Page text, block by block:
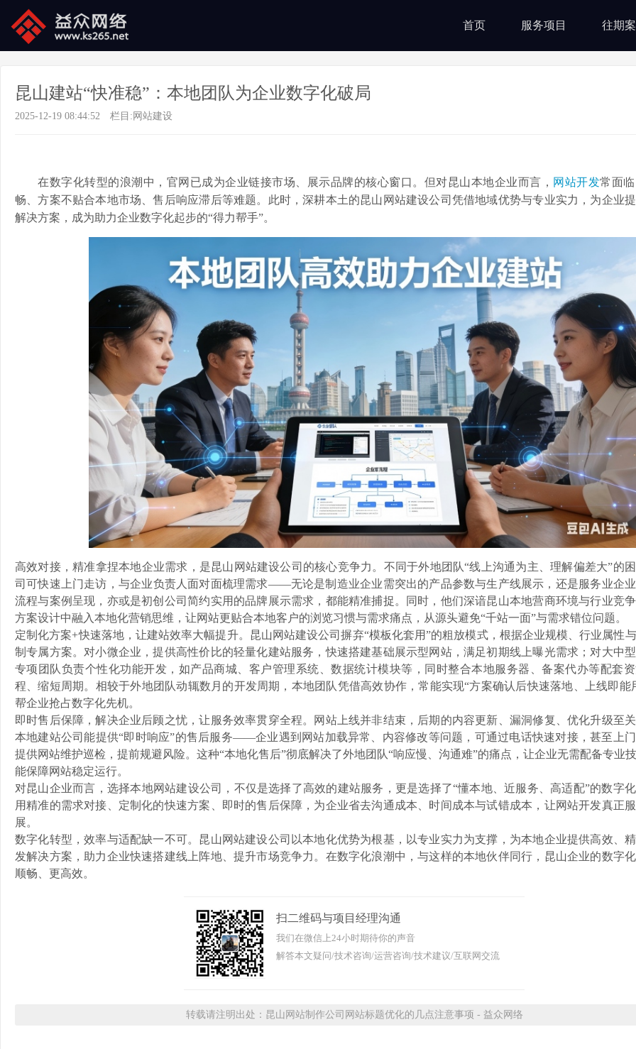
首页 服务项目 往期
昆山建站“快准稳”：本地团队为企业数字化破局
2025-12-19 08:44:52 栏目: 网站建设
在数字化转型的浪潮中，官网已成为企业链接市场、展示品牌的核心窗口。但对昆山本地企业而言， 网站开发常面
畅、方案不贴合本地市场、售后响应滞后等难题。此时，深耕本土的昆山网站建设公司凭借地域优势与专业实力，为企业
解决方案，成为助力企业数字化起步的“得力帮手”。
高效对接，精准拿捏本地企业需求，是昆山网站建设公司的核心竞争力。不同于外地团队“线上沟通为主、理解偏差大”的
司可快速上门走访，与企业负责人面对面梳理需求——无论是制造业企业需突出的产品参数与生产线展示，还是服务业企
流程与案例呈现，亦或是初创公司简约实用的品牌展示需求，都能精准捕捉。同时，他们深谙昆山本地营商环境与行业竞
方案设计中融入本地化营销思维，让网站更贴合本地客户的浏览习惯与需求痛点，从源头避免“千站一面”与需求错位问题。
定制化方案+快速落地，让建站效率大幅提升。昆山网站建设公司摒弃“模板化套用”的粗放模式，根据企业规模、行业属性
制专属方案。对小微企业，提供高性价比的轻量化建站服务，快速搭建基础展示型网站，满足初期线上曝光需求；对大中
专项团队负责个性化功能开发，如产品商城、客户管理系统、数据统计模块等，同时整合本地服务器、备案代办等配套
程、缩短周期。相较于外地团队动辄数月的开发周期，本地团队凭借高效协作，常能实现“方案确认后快速落地、上线即能
帮企业抢占数字化先机。
即时售后保障，解决企业后顾之忧，让服务效率贯穿全程。网站上线并非结束，后期的内容更新、漏洞修复、优化升级至
本地建站公司能提供“即时响应”的售后服务——企业遇到网站加载异常、内容修改等问题，可通过电话快速对接，甚至上
提供网站维护巡检，提前规避风险。这种“本地化售后”彻底解决了外地团队“响应慢、沟通难”的痛点，让企业无需配备专业
能保障网站稳定运行。
对昆山企业而言，选择本地网站建设公司，不仅是选择了高效的建站服务，更是选择了“懂本地、近服务、高适配”的数字
用精准的需求对接、定制化的快速方案、即时的售后保障，为企业省去沟通成本、时间成本与试错成本，让网站开发真正
展。
数字化转型，效率与适配缺一不可。昆山网站建设公司以本地化优势为根基，以专业实力为支撑，为本地企业提供高效、
发解决方案，助力企业快速搭建线上阵地、提升市场竞争力。在数字化浪潮中，与这样的本地伙伴同行，昆山企业的数字
顺畅、更高效。
扫二维码与项目经理沟通
我们在微信上24小时期待你的声音
解答本文疑问/技术咨询/运营咨询/技术建议/互联网交流
转载请注明出处：昆山网站制作公司网站标题优化的几点注意事项 - 益众网络